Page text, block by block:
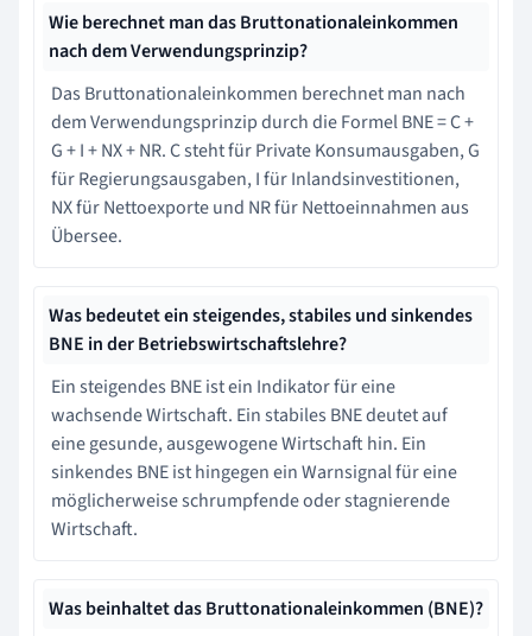
Wie berechnet man das Bruttonationaleinkommen
nach dem Verwendungsprinzip?
Das Bruttonationaleinkommen berechnet man nach
dem Verwendungsprinzip durch die Formel BNE = C +
G + I + NX + NR. C steht für Private Konsumausgaben, G
für Regierungsausgaben, I für Inlandsinvestitionen,
NX für Nettoexporte und NR für Nettoeinnahmen aus
Übersee.
Was bedeutet ein steigendes, stabiles und sinkendes
BNE in der Betriebswirtschaftslehre?
Ein steigendes BNE ist ein Indikator für eine
wachsende Wirtschaft. Ein stabiles BNE deutet auf
eine gesunde, ausgewogene Wirtschaft hin. Ein
sinkendes BNE ist hingegen ein Warnsignal für eine
möglicherweise schrumpfende oder stagnierende
Wirtschaft.
Was beinhaltet das Bruttonationaleinkommen (BNE)?